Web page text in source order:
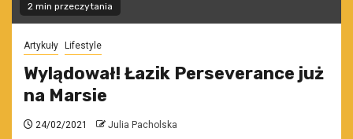
2 min przeczytania
Artykuły Lifestyle
Wylądował! Łazik Perseverance już
na Marsie
24/02/2021 Julia Pacholska